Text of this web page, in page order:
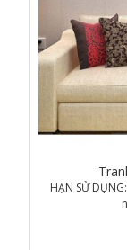
HẠN SỬ